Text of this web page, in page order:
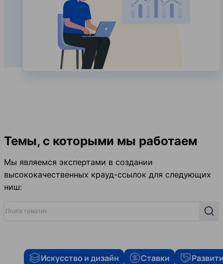
Темы, с которыми мы работаем
Мы являемся экспертами в создании
высококачественных крауд-ссылок для следующих
ниш:
Искусство и дизайн Ставки